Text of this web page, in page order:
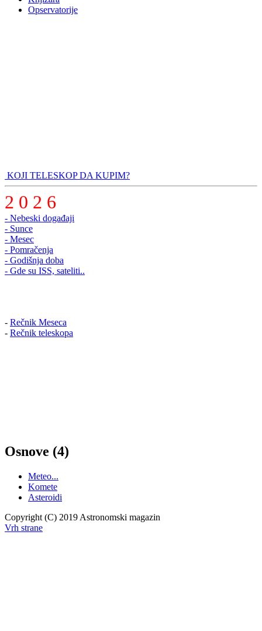
Opservatorije
KOJI TELESKOP DA KUPIM?
2 0 2 6
- Nebeski događaji
- Sunce
- Mesec
- Pomračenja
- Godišnja doba
- Gde su ISS, sateliti..
- Rečnik Meseca
- Rečnik teleskopa
Osnove (4)
Meteo...
Komete
Asteroidi
Copyright (C) 2019 Astronomski magazin
Vrh strane